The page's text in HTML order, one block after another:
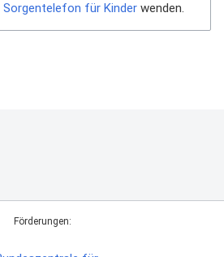
Sorgentelefon für Kinder wenden.
Förderungen: